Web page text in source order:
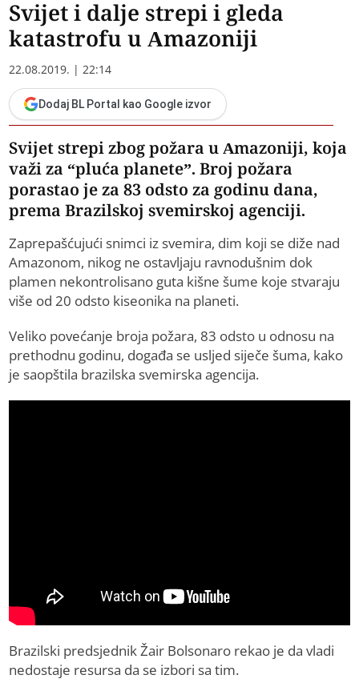
Svijet i dalje strepi i gleda
katastrofu u Amazoniji
22.08.2019. | 22:14
Dodaj BL Portal kao Google izvor
Svijet strepi zbog požara u Amazoniji, koja
važi za “pluća planete”. Broj požara
porastao je za 83 odsto za godinu dana,
prema Brazilskoj svemirskoj agenciji.
Zaprepašćujući snimci iz svemira, dim koji se diže nad
Amazonom, nikog ne ostavljaju ravnodušnim dok
plamen nekontrolisano guta kišne šume koje stvaraju
više od 20 odsto kiseonika na planeti.
Veliko povećanje broja požara, 83 odsto u odnosu na
prethodnu godinu, događa se usljed siječe šuma, kako
je saopštila brazilska svemirska agencija.
Brazilski predsjednik Žair Bolsonaro rekao je da vladi
nedostaje resursa da se izbori sa tim.